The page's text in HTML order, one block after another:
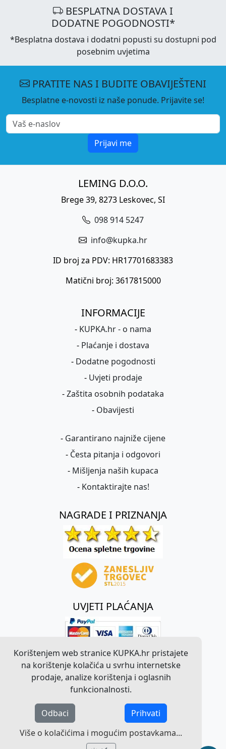
Korištenjem web stranice KUPKA.hr pristajete
na korištenje kolačića u svrhu internetske
prodaje, analize korištenja i oglasnih
funkcionalnosti.
Odbaci
Prihvati
Više o kolačićima i mogućim postavkama...
BESPLATNA DOSTAVA I
DODATNE POGODNOSTI*
*Besplatna dostava i dodatni popusti su dostupni pod
posebnim uvjetima
PRATITE NAS I BUDITE OBAVIJEŠTENI
Besplatne e-novosti iz naše ponude. Prijavite se!
Prijavi me
LEMING D.O.O.
Brege 39, 8273 Leskovec, SI
098 914 5247
info@kupka.hr
ID broj za PDV: HR17701683383
Matični broj: 3617815000
INFORMACIJE
- KUPKA.hr - o nama
- Plaćanje i dostava
- Dodatne pogodnosti
- Uvjeti prodaje
-Zaštita osobnih podataka
- Obavijesti
- Garantirano najniže cijene
- Česta pitanja i odgovori
- Mišljenja naših kupaca
- Kontaktirajte nas!
NAGRADE I PRIZNANJA
UVJETI PLAĆANJA
©2026KUPKA.hr. Sva prava pridržana.
Pravna obavijest o radu web stranice